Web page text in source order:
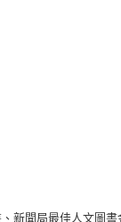
新聞局最佳人文圖